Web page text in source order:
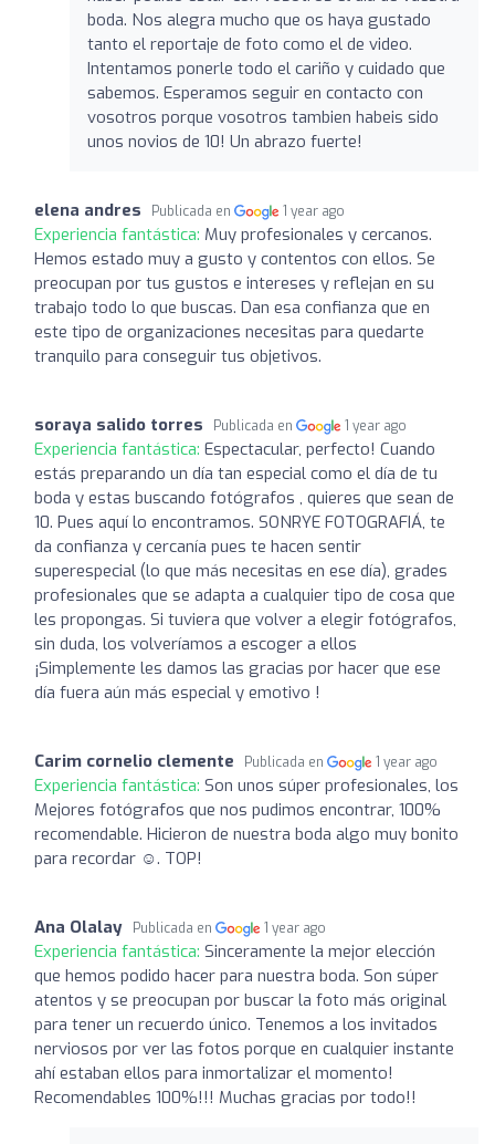
boda. Nos alegra mucho que os haya gustado
tanto el reportaje de foto como el de video.
Intentamos ponerle todo el cariño y cuidado que
sabemos. Esperamos seguir en contacto con
vosotros porque vosotros tambien habeis sido
unos novios de 10! Un abrazo fuerte!
elena andres Publicada en 1 year ago
Experiencia fantástica: Muy profesionales y cercanos.
Hemos estado muy a gusto y contentos con ellos. Se
preocupan por tus gustos e intereses y reflejan en su
trabajo todo lo que buscas. Dan esa confianza que en
este tipo de organizaciones necesitas para quedarte
tranquilo para conseguir tus objetivos.
soraya salido torres Publicada en 1 year ago
Experiencia fantástica: Espectacular, perfecto! Cuando
estás preparando un día tan especial como el día de tu
boda y estas buscando fotógrafos , quieres que sean de
10. Pues aquí lo encontramos. SONRYE FOTOGRAFIÁ, te
da confianza y cercanía pues te hacen sentir
superespecial (lo que más necesitas en ese día), grades
profesionales que se adapta a cualquier tipo de cosa que
les propongas. Si tuviera que volver a elegir fotógrafos,
sin duda, los volveríamos a escoger a ellos
¡Simplemente les damos las gracias por hacer que ese
día fuera aún más especial y emotivo !
Carim cornelio clemente Publicada en 1 year ago
Experiencia fantástica: Son unos súper profesionales, los
Mejores fotógrafos que nos pudimos encontrar, 100%
recomendable. Hicieron de nuestra boda algo muy bonito
para recordar ☺️. TOP!
Ana Olalay Publicada en 1 year ago
Experiencia fantástica: Sinceramente la mejor elección
que hemos podido hacer para nuestra boda. Son súper
atentos y se preocupan por buscar la foto más original
para tener un recuerdo único. Tenemos a los invitados
nerviosos por ver las fotos porque en cualquier instante
ahí estaban ellos para inmortalizar el momento!
Recomendables 100%!!! Muchas gracias por todo!!